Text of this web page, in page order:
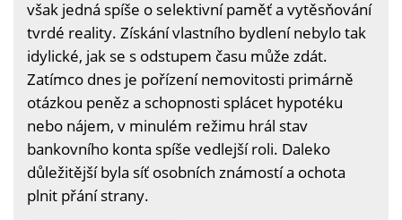
však jedná spíše o selektivní paměť a vytěsňování
tvrdé reality. Získání vlastního bydlení nebylo tak
idylické, jak se s odstupem času může zdát.
Zatímco dnes je pořízení nemovitosti primárně
otázkou peněz a schopnosti splácet hypotéku
nebo nájem, v minulém režimu hrál stav
bankovního konta spíše vedlejší roli. Daleko
důležitější byla síť osobních známostí a ochota
plnit přání strany.